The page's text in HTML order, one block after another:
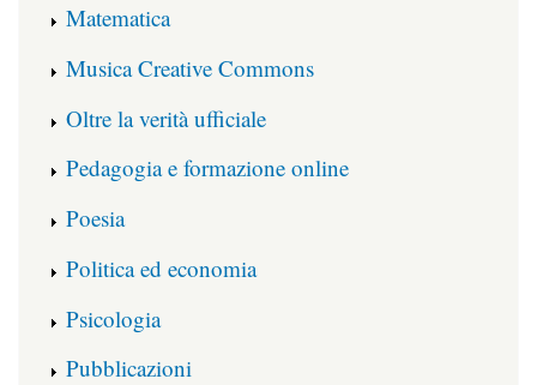
Matematica
Musica Creative Commons
Oltre la verità ufficiale
Pedagogia e formazione online
Poesia
Politica ed economia
Psicologia
Pubblicazioni